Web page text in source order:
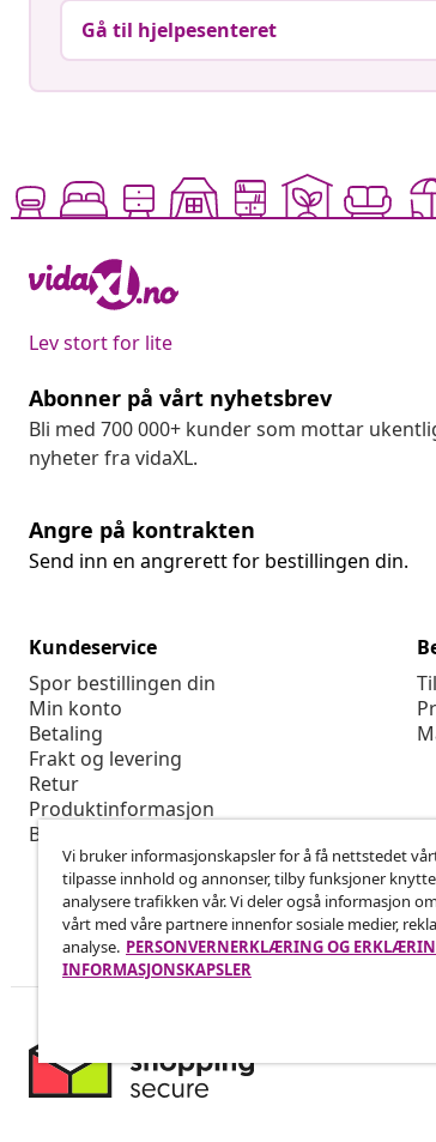
Gå til hjelpesenteret
Lev stort for lite
Abonner på vårt nyhetsbrev
Bli med 700 000+ kunder som mottar
nyheter fra vidaXL.
Angre på kontrakten
Send inn en angrerett for bestillingen din.
Kundeservice
Spor bestillingen din
Min konto
Betaling
Frakt og levering
Retur
Produktinformasjon
Bestilling
Vi bruker informasjonskapsler for å få nettstedet
tilpasse innhold og annonser, tilby funksjoner
analysere trafikken vår. Vi deler også informasjon
vårt med våre partnere innenfor sosiale medier,
analyse. PERSONVERNERKLÆRING OG
INFORMASJONSKAPSLER